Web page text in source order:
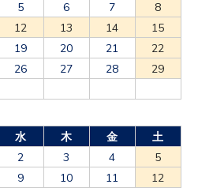
5 6 7
8
12 13 14
15
19 20 21
22
26 27 28
29
水 木 金
土
2 3 4
5
9 10 11
12